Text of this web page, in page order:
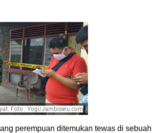
Foto : Yogi/Jambiseru.com
perempuan ditemukan tewas di sebuah